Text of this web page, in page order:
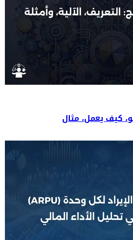
كيف يعمل، مثال